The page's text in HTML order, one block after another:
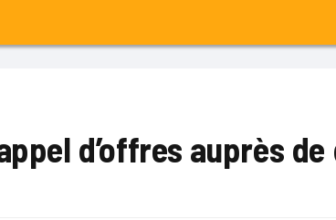
d’offres auprès